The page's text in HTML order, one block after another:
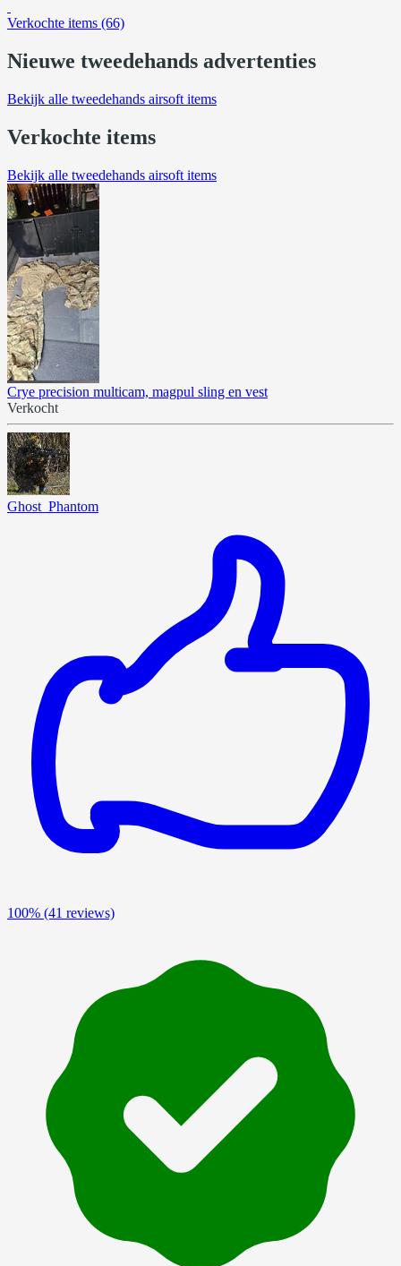
Verkochte items (66)
Nieuwe tweedehands advertenties
Bekijk alle tweedehands airsoft items
Verkochte items
Bekijk alle tweedehands airsoft items
Crye precision multicam, magpul sling en vest
Verkocht
Ghost_Phantom
100% (41 reviews)